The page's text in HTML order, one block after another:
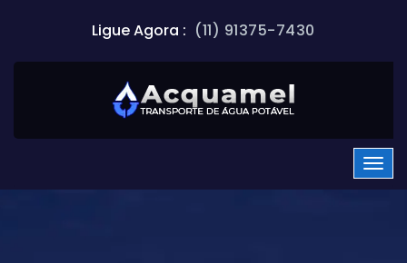
Ligue Agora : (11) 91375-7430